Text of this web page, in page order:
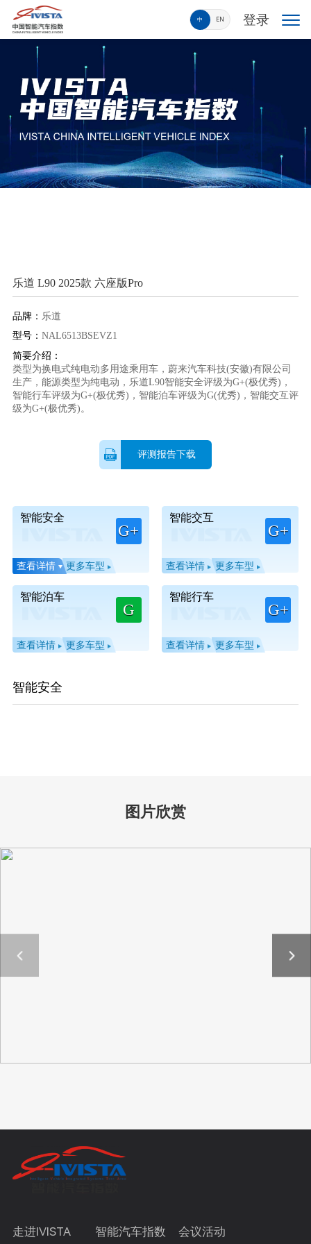
中 EN 登录
乐道 L90 2025款 六座版Pro
品牌： 乐道
型号： NAL6513BSEVZ1
简要介绍：
类型为换电式纯电动多用途乘用车，蔚来汽车科技(安徽)有限公司
生产，能源类型为纯电动，乐道L90智能安全评级为G+(极优秀)，
智能行车评级为G+(极优秀)，智能泊车评级为G(优秀)，智能交互评
级为G+(极优秀)。
评测报告下载
智能安全
G+
查看详情 更多车型
智能交互
G+
查看详情 更多车型
智能泊车
G
查看详情 更多车型
智能行车
G+
查看详情 更多车型
智能安全
图片欣赏
走进IVISTA 智能汽车指数 会议活动